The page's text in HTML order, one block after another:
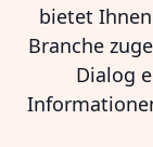
bietet
Branche
Dialog